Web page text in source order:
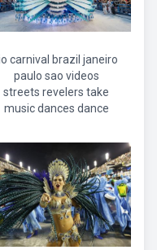
carnival brazil janeiro
paulo sao videos
streets revelers take
music dances dance